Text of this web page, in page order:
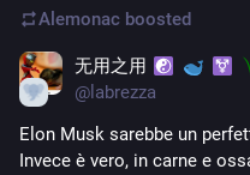
Alemonac boosted
无用之用
@ labrezza
Elon Musk sarebbe un
Invece è vero, in carne e